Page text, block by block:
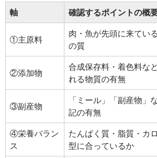
軸 確認するポイントの概
①主原料
肉・魚が先頭に来てい
の質
②添加物
合成保存料・着色料な
れる物質の有無
③副産物
「ミール」「副産物」
記の有無
④栄養バラン
ス
たんぱく質・脂質・カ
型に合っているか